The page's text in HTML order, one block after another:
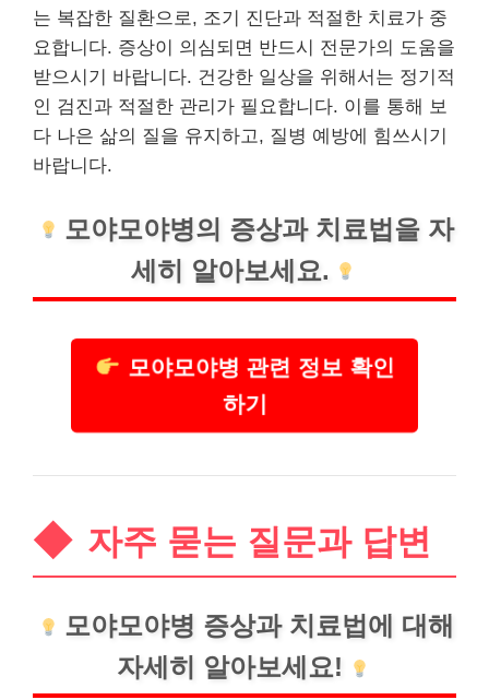
는 복잡한 질환으로, 조기 진단과 적절한 치료가 중
요합니다. 증상이 의심되면 반드시 전문가의 도움을
받으시기 바랍니다. 건강한 일상을 위해서는 정기적
인 검진과 적절한 관리가 필요합니다. 이를 통해 보
다 나은 삶의 질을 유지하고, 질병 예방에 힘쓰시기
바랍니다.
모야모야병의 증상과 치료법을 자
세히 알아보세요.
모야모야병 관련 정보 확인
하기
자주 묻는 질문과 답변
모야모야병 증상과 치료법에 대해
자세히 알아보세요!